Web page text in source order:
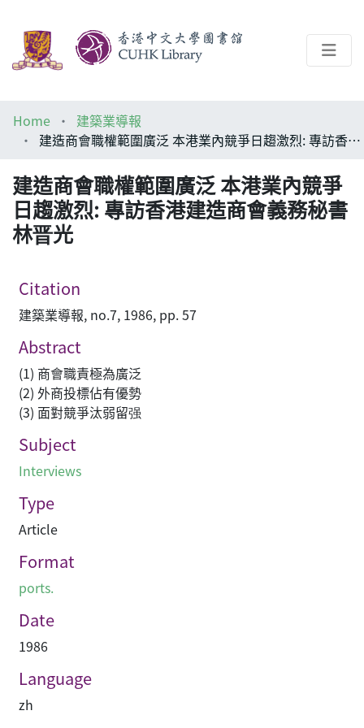
Help
Home
建築業導報
建造商會職權範圍廣泛 本港業內競爭日趨激烈: 專訪香港建造商會義務秘書林晋光
建造商會職權範圍廣泛 本港業內競爭
日趨激烈: 專訪香港建造商會義務秘書
林晋光
Citation
建築業導報, no.7, 1986, pp. 57
Abstract
(1) 商會職責極為廣泛
(2) 外商投標佔有優勢
(3) 面對競爭汰弱留强
Subject
Interviews
Type
Article
Format
ports.
Date
1986
Language
zh